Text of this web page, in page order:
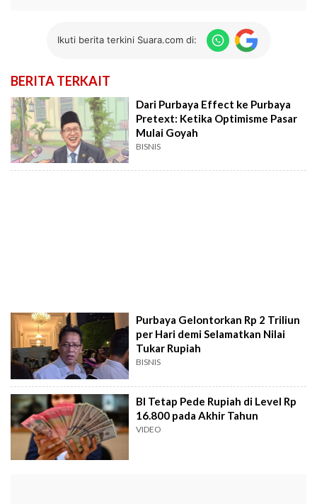
Ikuti berita terkini Suara.com di:
BERITA TERKAIT
Dari Purbaya Effect ke Purbaya
Pretext: Ketika Optimisme Pasar
Mulai Goyah
BISNIS
Purbaya Gelontorkan Rp 2 Triliun
per Hari demi Selamatkan Nilai
Tukar Rupiah
BISNIS
BI Tetap Pede Rupiah di Level Rp
16.800 pada Akhir Tahun
VIDEO